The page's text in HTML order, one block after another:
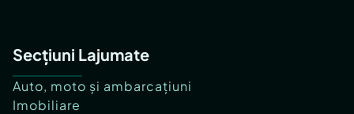
Secțiuni Lajumate
Auto, moto și ambarcațiuni
Imobiliare